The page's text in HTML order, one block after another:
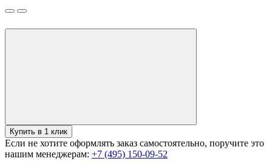
Купить в 1 клик
Если не хотите оформлять заказ самостоятельно, поручите это
нашим менеджерам: +7 (495) 150-09-52